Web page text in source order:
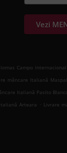
Vezi
Campo Internacional
mâncare Italiană
Italiană Pasito
Arteara . Livrare